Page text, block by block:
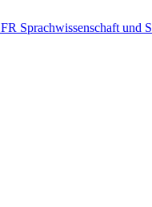
FR Sprachwissenschaft und